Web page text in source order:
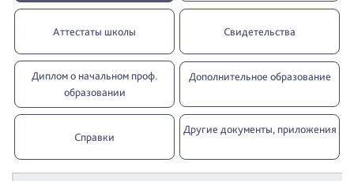
Аттестаты школы Свидетельства
Диплом о начальном проф.
oбразовании
Дополнительное образование
Справки
Другие документы, приложения